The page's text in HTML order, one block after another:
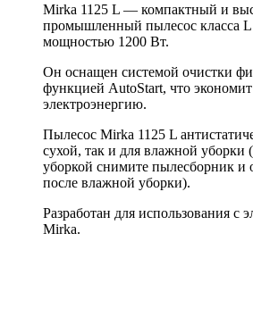
Mirka 1125 L — компактный и
промышленный пылесос класса L
мощностью 1200 Вт.
Он оснащен системой очистки
функцией AutoStart, что
электроэнергию.
Пылесос Mirka 1125 L
сухой, так и для влажной уборки
уборкой снимите пылесборник и
после влажной уборки).
Разработан для использования с
Mirka.